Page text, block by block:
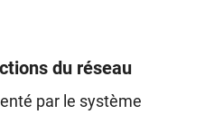
du réseau
par le système